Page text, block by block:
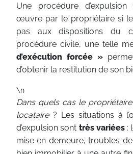
Une procédure
œuvre par le propriétaire si
pas aux dispositions du
procédure civile, une telle
d’exécution forcée »
d’obtenir la restitution de son
\n
Dans quels cas le
locataire? Les situations à
d’expulsion sont très variées:
mise en demeure, troubles